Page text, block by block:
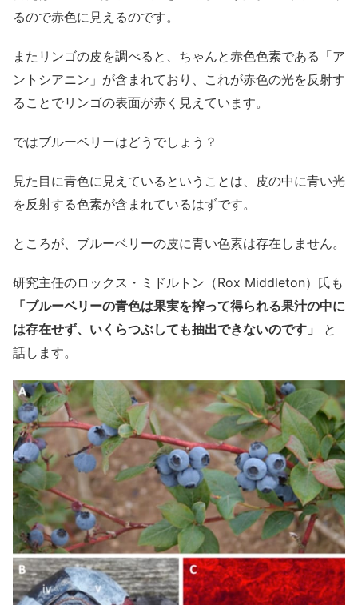
るので赤色に見えるのです。
またリンゴの皮を調べると、ちゃんと赤色色素である「ア
ントシアニン」が含まれており、これが赤色の光を反射す
ることでリンゴの表面が赤く見えています。
ではブルーベリーはどうでしょう？
見た目に青色に見えているということは、皮の中に青い光
を反射する色素が含まれているはずです。
ところが、ブルーベリーの皮に青い色素は存在しません。
研究主任のロックス・ミドルトン（Rox Middleton）氏も
「ブルーベリーの青色は果実を搾って得られる果汁の中に
は存在せず、いくらつぶしても抽出できないのです」
と
話します。